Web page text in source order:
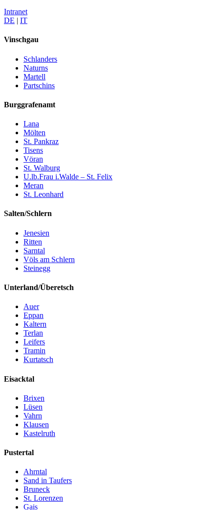
Intranet
DE | IT
Vinschgau
Schlanders
Naturns
Martell
Partschins
Burggrafenamt
Lana
Mölten
St. Pankraz
Tisens
Vöran
St. Walburg
U.lb.Frau i.Walde – St. Felix
Meran
St. Leonhard
Salten/Schlern
Jenesien
Ritten
Sarntal
Völs am Schlern
Steinegg
Unterland/Überetsch
Auer
Eppan
Kaltern
Terlan
Leifers
Tramin
Kurtatsch
Eisacktal
Brixen
Lüsen
Vahrn
Klausen
Kastelruth
Pustertal
Ahrntal
Sand in Taufers
Bruneck
St. Lorenzen
Gais